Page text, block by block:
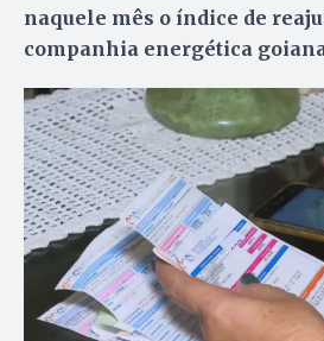
naquele mês o índice de
companhia energética